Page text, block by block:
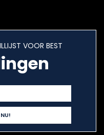
VOOR BEST